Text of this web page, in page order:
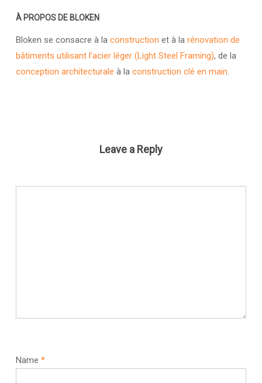
À PROPOS DE BLOKEN
Bloken se consacre à la construction et à la rénovation de
bâtiments utilisant l’acier léger (Light Steel Framing), de la
conception architecturale à la construction clé en main.
Leave a Reply
Name *